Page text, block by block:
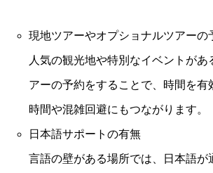
現地ツアーやオプショナルツアーの
人気の観光地や特別なイベントがあ
アーの予約をすることで、時間を有
時間や混雑回避にもつながります。
日本語サポートの有無
言語の壁がある場所では、日本語が